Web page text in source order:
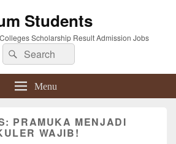
Students
Scholarship Result Admission Jobs
Search
for:
Search
Menu
PRAMUKA MENJADI
WAJIB!